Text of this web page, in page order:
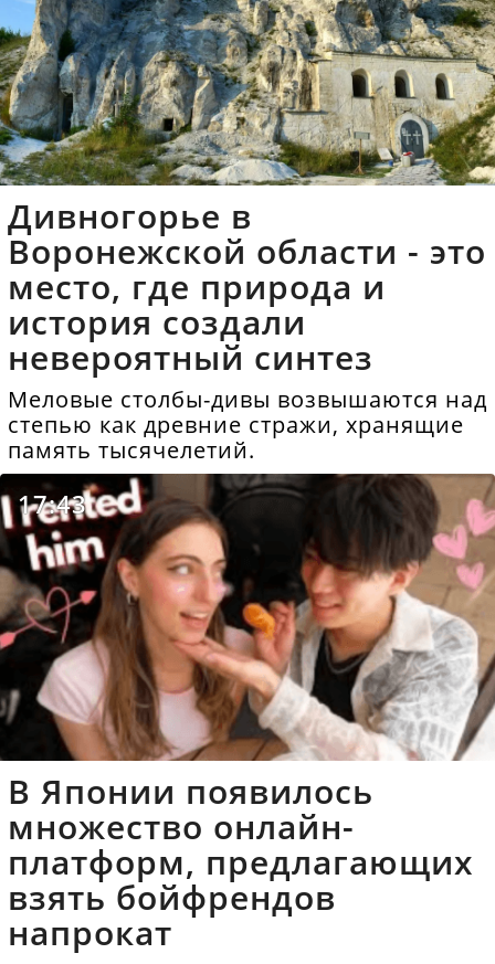
Дивногорье в
Воронежской области - это
место, где природа и
история создали
невероятный синтез
Меловые столбы-дивы возвышаются над
степью как древние стражи, хранящие
память тысячелетий.
17:43
В Японии появилось
множество онлайн-
платформ, предлагающих
взять бойфрендов
напрокат